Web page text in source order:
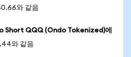
와 같음
Short QQQ (Ondo Tokenized)에
와 같음